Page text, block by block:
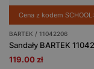
Cena z kodem SCHOOL:
BARTEK / 11042206
119.00 zł